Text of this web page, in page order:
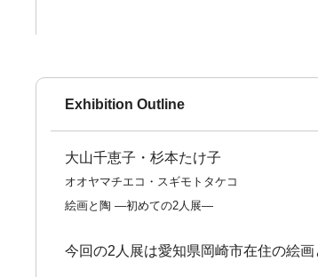
Exhibition Outline
大山千恵子・杉本たけ子
オオヤマチエコ・スギモトタケコ
絵画と陶 ―初めての2人展―
今回の2人展は愛知県岡崎市在住の絵画